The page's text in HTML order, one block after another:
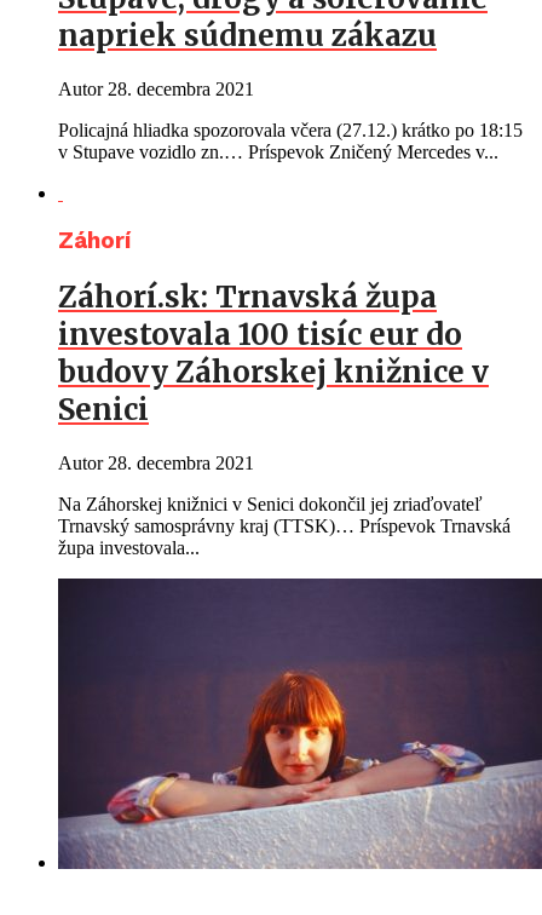
napriek súdnemu zákazu
Autor 28. decembra 2021
Policajná hliadka spozorovala včera (27.12.) krátko po 18:15
v Stupave vozidlo zn.… Príspevok Zničený Mercedes v...
Záhorí
Záhorí.sk: Trnavská župa
investovala 100 tisíc eur do
budovy Záhorskej knižnice v
Senici
Autor 28. decembra 2021
Na Záhorskej knižnici v Senici dokončil jej zriaďovateľ
Trnavský samosprávny kraj (TTSK)… Príspevok Trnavská
župa investovala...